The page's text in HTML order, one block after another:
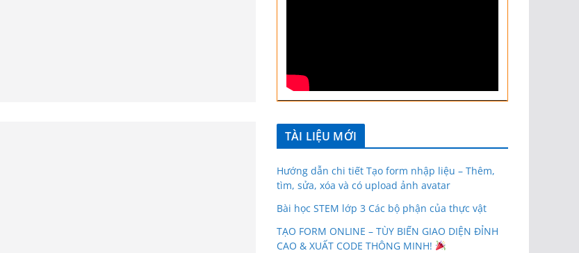
TÀI LIỆU MỚI
Hướng dẫn chi tiết Tạo form nhập liệu – Thêm,
tìm, sửa, xóa và có upload ảnh avatar
Bài học STEM lớp 3 Các bộ phận của thực vật
TẠO FORM ONLINE – TÙY BIẾN GIAO DIỆN ĐỈNH
CAO & XUẤT CODE THÔNG MINH!